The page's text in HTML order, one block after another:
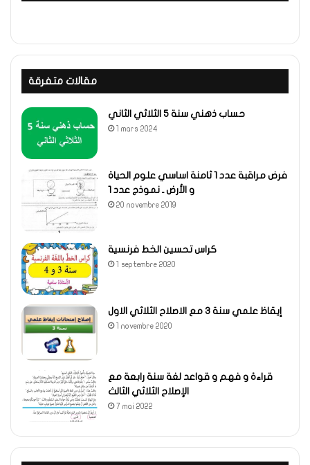
مقالات متفرقة
حساب ذهني سنة 5 الثلاثي الثاني
1 mars 2024
فرض مراقبة عدد 1 ثامنة اساسي علوم الحياة
و الأرض ـ نموذج عدد 1
20 novembre 2019
كراس تحسين الخط فرنسية
1 septembre 2020
إيقاظ علمي سنة 3 مع الاصلاح الثلاثي الاول
1 novembre 2020
قراءة و فهم و قواعد لغة سنة رابعة مع
الإصلاح الثلاثي الثالث
7 mai 2022